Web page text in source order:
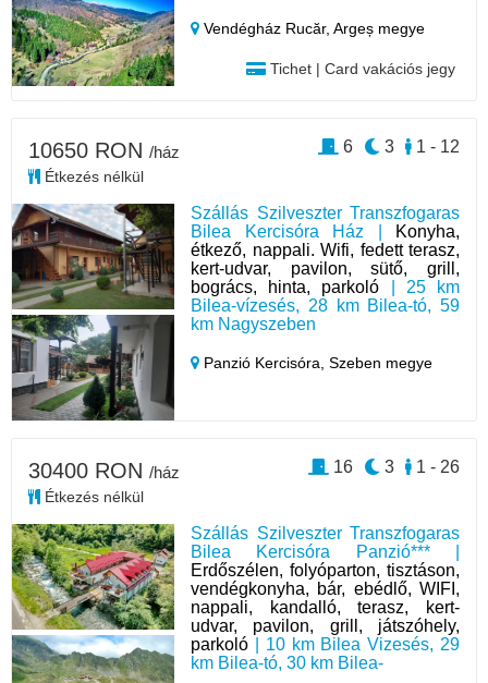
Vendégház Rucăr,Argeș megye
Tichet | Card vakációs jegy
Szállás Szilveszter Transzfogaras
Bilea Kercisóra Ház |
Konyha,
étkező, nappali. Wifi, fedett terasz,
kert-udvar, pavilon, sütő, grill,
bogrács, hinta, parkoló | 25 km
Bilea-vízesés, 28 km Bilea-tó, 59
km Nagyszeben
Panzió Kercisóra,Szeben megye
10650 RON /ház
Étkezés nélkül
1 - 12
3
6
Szállás Szilveszter Transzfogaras
Bilea Kercisóra Panzió*** |
Erdőszélen, folyóparton, tisztáson,
vendégkonyha, bár, ebédlő, WIFI,
nappali, kandalló, terasz, kert-
udvar, pavilon, grill, játszóhely,
parkoló | 10 km Bilea Vizesés, 29
km Bilea-tó, 30 km Bilea-
30400 RON /ház
Étkezés nélkül
1 - 26
3
16